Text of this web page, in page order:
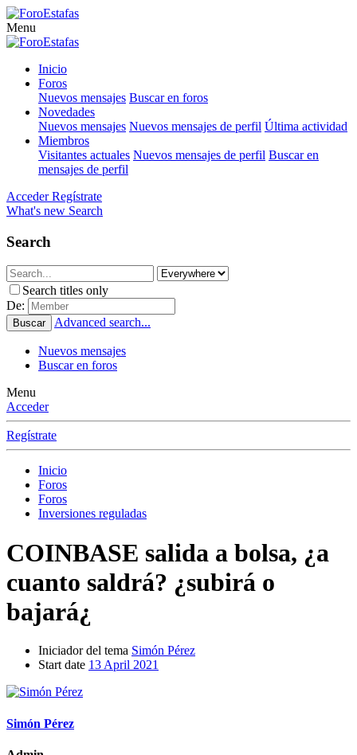
Menu
Inicio
Foros
Nuevos mensajes Buscar en foros
Novedades
Nuevos mensajes Nuevos mensajes de perfil Última actividad
Miembros
Visitantes actuales Nuevos mensajes de perfil Buscar en
mensajes de perfil
Acceder Regístrate
What's new Search
Search
Search titles only
De:
Buscar Advanced search...
Nuevos mensajes
Buscar en foros
Menu
Acceder
Regístrate
Inicio
Foros
Foros
Inversiones reguladas
COINBASE salida a bolsa, ¿a
cuanto saldrá? ¿subirá o
bajará¿
Iniciador del tema Simón Pérez
Start date 13 April 2021
Simón Pérez